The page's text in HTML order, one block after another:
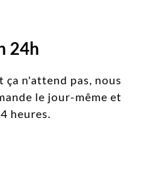
24h
n'attend pas, nous
le jour-même et
heures.